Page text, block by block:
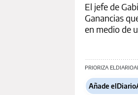
El jefe de
Ganancias
en medio de
PRIORIZA
Añade